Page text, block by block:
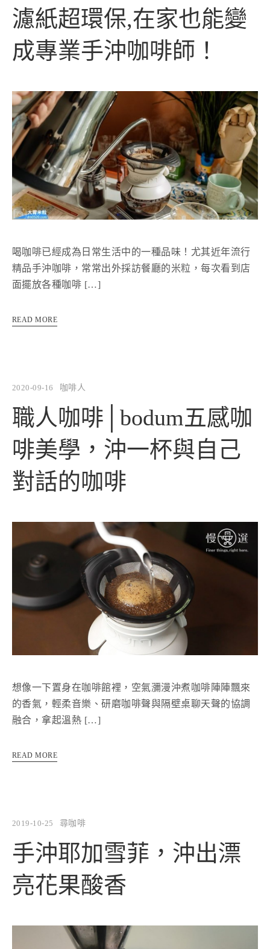
濾紙超環保,在家也能變
成專業手沖咖啡師！
喝咖啡已經成為日常生活中的一種品味！尤其近年流行
精品手沖咖啡，常常出外採訪餐廳的米粒，每次看到店
面擺放各種咖啡 […]
READ MORE
2020-09-16 咖啡人
職人咖啡│bodum五感咖
啡美學，沖一杯與自己
對話的咖啡
想像一下置身在咖啡館裡，空氣瀰漫沖煮咖啡陣陣飄來
的香氣，輕柔音樂、研磨咖啡聲與隔壁桌聊天聲的協調
融合，拿起溫熱 […]
READ MORE
2019-10-25 尋咖啡
手沖耶加雪菲，沖出漂
亮花果酸香